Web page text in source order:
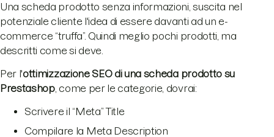
Una scheda prodotto senza informazioni, suscita nel
potenziale cliente l'idea di essere davanti ad un e-
commerce “truffa”. Quindi meglio pochi prodotti, ma
descritti come si deve.
Per l'ottimizzazione SEO di una scheda prodotto su
Prestashop, come per le categorie, dovrai:
Scrivere il “Meta” Title
Compilare la Meta Description